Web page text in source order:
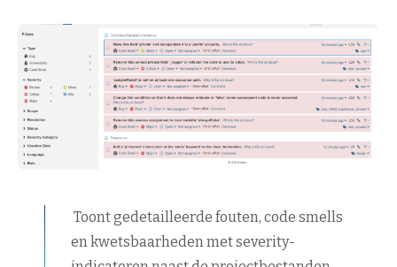
Toont gedetailleerde fouten, code smells
en kwetsbaarheden met severity-